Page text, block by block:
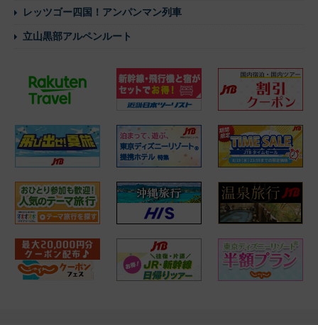
レッツゴー四国！アンパンマン列車
立山黒部アルペンルート